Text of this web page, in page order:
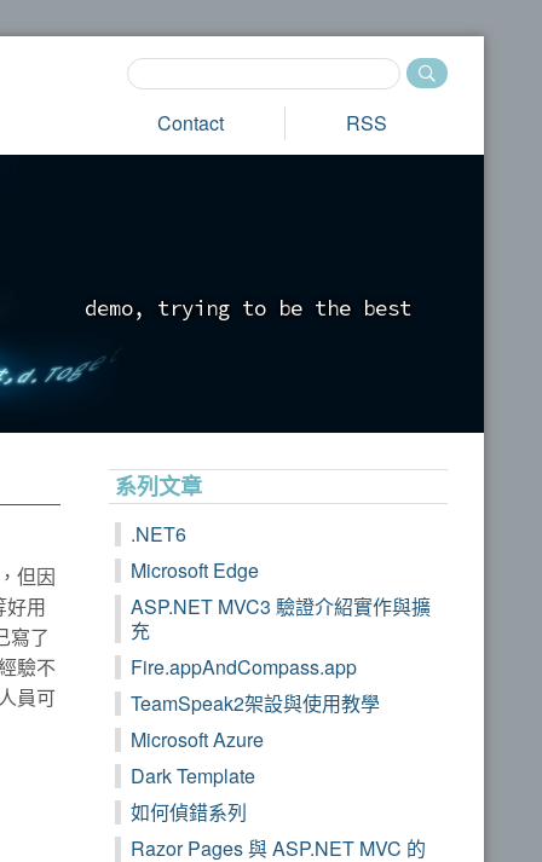
Contact RSS
demo, tryi ng to be the best
但因
好用
寫了
驗不
員可
系列文章
.NET6
Microsoft Edge
ASP.NET MVC3 驗證介紹實作與擴
充
Fire.appAndCompass.app
TeamSpeak2架設與使用教學
Microsoft Azure
Dark Template
如何偵錯系列
Razor Pages 與 ASP.NET MVC 的